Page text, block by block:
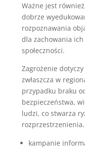
Ważne jest
dobrze
rozpoznawania
dla zachowania
społeczności.
Zagrożenie dotyczy
zwłaszcza w
przypadku braku
bezpieczeństwa,
ludzi, co stwarza
kampanie